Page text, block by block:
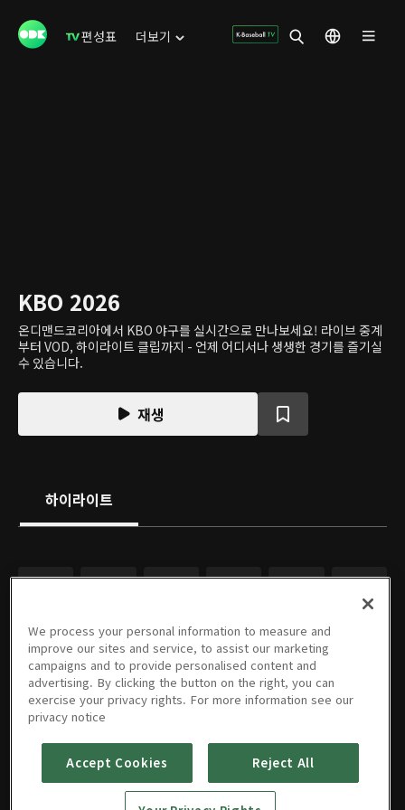
편성표 더보기
KBO 2026
온디맨드코리아에서 KBO 야구를 실시간으로 만나보세요! 라이브 중계
부터 VOD, 하이라이트 클립까지 - 언제 어디서나 생생한 경기를 즐기실
수 있습니다.
재생
하이라이트
We process your personal information to measure and
improve our sites and service, to assist our marketing
campaigns and to provide personalised content and
advertising. By clicking the button on the right, you can
exercise your privacy rights. For more information see our
privacy notice
Accept Cookies Reject All